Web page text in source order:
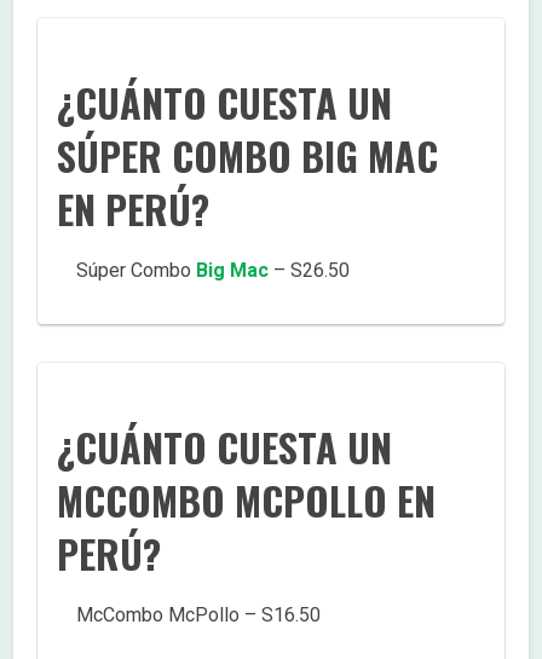
¿CUÁNTO CUESTA UN
SÚPER COMBO BIG MAC
EN PERÚ?
Súper Combo Big Mac – S26.50
¿CUÁNTO CUESTA UN
MCCOMBO MCPOLLO EN
PERÚ?
McCombo McPollo – S16.50